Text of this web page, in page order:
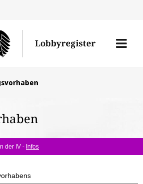
Lobbyregister
Menü
der IV - Infos